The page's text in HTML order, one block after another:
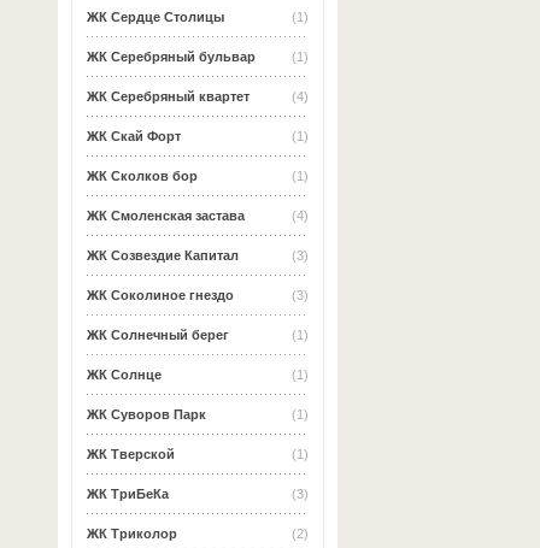
(1)
ЖК Сердце Столицы
(1)
ЖК Серебряный бульвар
(4)
ЖК Серебряный квартет
(1)
ЖК Скай Форт
(1)
ЖК Сколков бор
(4)
ЖК Смоленская застава
(3)
ЖК Созвездие Капитал
(3)
ЖК Соколиное гнездо
(1)
ЖК Солнечный берег
(1)
ЖК Солнце
(1)
ЖК Суворов Парк
(1)
ЖК Тверской
(3)
ЖК ТриБеКа
(2)
ЖК Триколор